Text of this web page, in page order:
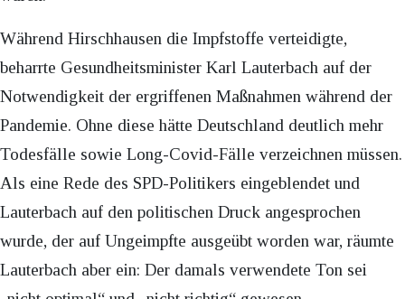
Während Hirschhausen die Impfstoffe verteidigte,
beharrte Gesundheitsminister Karl Lauterbach auf der
Notwendigkeit der ergriffenen Maßnahmen während der
Pandemie. Ohne diese hätte Deutschland deutlich mehr
Todesfälle sowie Long-Covid-Fälle verzeichnen müssen.
Als eine Rede des SPD-Politikers eingeblendet und
Lauterbach auf den politischen Druck angesprochen
wurde, der auf Ungeimpfte ausgeübt worden war, räumte
Lauterbach aber ein: Der damals verwendete Ton sei